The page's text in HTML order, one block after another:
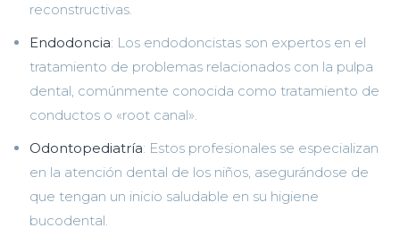
reconstructivas.
Endodoncia: Los endodoncistas son expertos en el
tratamiento de problemas relacionados con la pulpa
dental, comúnmente conocida como tratamiento de
conductos o «root canal».
Odontopediatría: Estos profesionales se especializan
en la atención dental de los niños, asegurándose de
que tengan un inicio saludable en su higiene
bucodental.